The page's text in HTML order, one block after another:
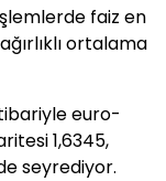
faiz en
ortalama
euro-
1,6345,
seyrediyor.